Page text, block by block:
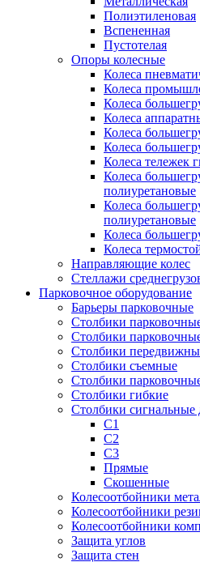
Полиэтиленовая
Вспененная
Пустотелая
Опоры колесные
Колеса
Колеса
Колеса
Колеса
Колеса
Колеса
Колеса тележек
Колеса
полиуретановые
Колеса
полиуретановые
Колеса
Колеса
Направляющие колес
Стеллажи
Парковочное оборудование
Барьеры парковочные
Столбики
Столбики
Столбики
Столбики съемные
Столбики
Столбики гибкие
Столбики
С1
С2
С3
Прямые
Скошенные
Колесоотбойники
Колесоотбойники
Колесоотбойники
Защита углов
Защита стен